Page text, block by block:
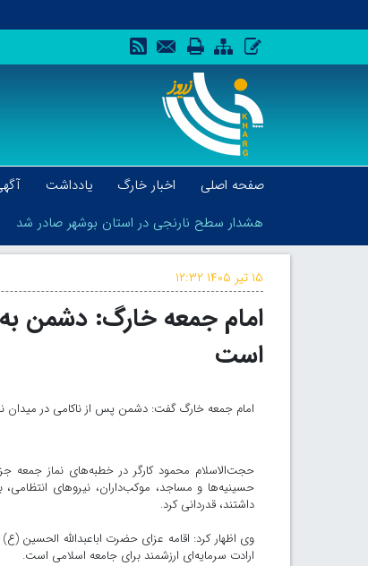
صفحه اصلی اخبار خارگ یادداشت
هشدار سطح نارنجی در استان بوشهر صادر شد
هشدار سطح نارنجی در استان بوشهر صادر شد
۱۵ تیر ۱۴۰۵ ۱۲:۳۲
امام جمعه خارگ: دشمن به
است
امام جمعه خارگ گفت: دشمن پس از ناکامی در میدان
حجت‌الاسلام محمود کارگر در خطبه‌های نماز جمعه
حسینیه‌ها و مساجد، موکب‌داران، نیروهای
داشتند، قدردانی کرد.
وی اظهار کرد: اقامه عزای حضرت اباعبدالله
ارادت سرمایه‌ای ارزشمند برای جامعه اسلامی است.